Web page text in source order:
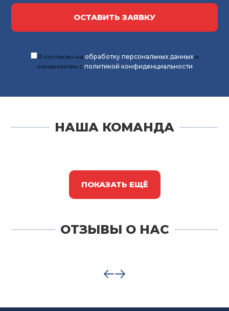
ОСТАВИТЬ ЗАЯВКУ
Я согласен на обработку персональных данныхи
ознакомлен с политикой конфиденциальности
НАША КОМАНДА
ПОКАЗАТЬ ЕЩЁ
ОТЗЫВЫ О НАС